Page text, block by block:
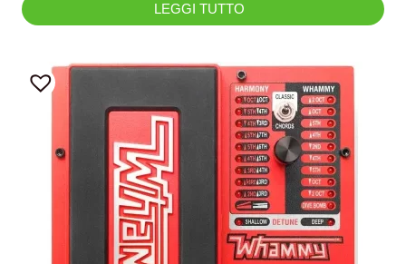
LEGGI TUTTO